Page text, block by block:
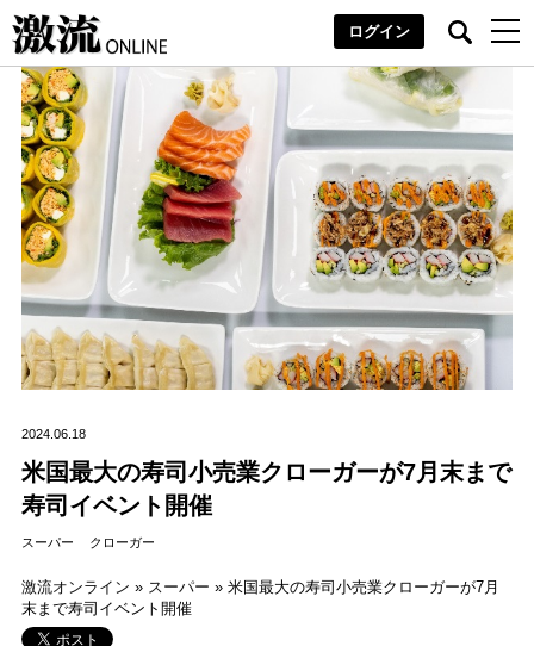
ログイン
2024.06.18
米国最大の寿司小売業クローガーが7月末まで
寿司イベント開催
スーパー クローガー
激流オンライン » スーパー » 米国最大の寿司小売業クローガーが7月
末まで寿司イベント開催